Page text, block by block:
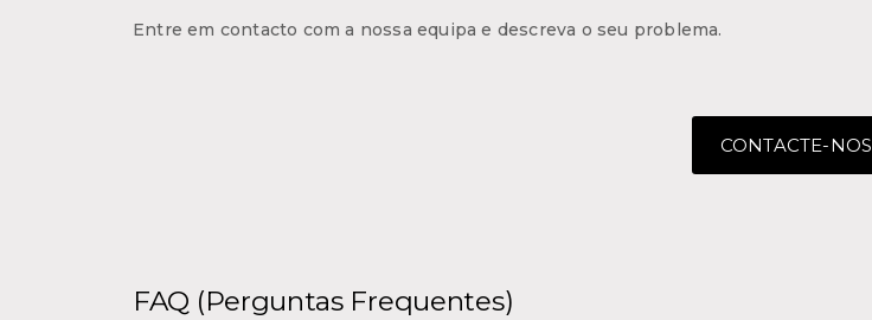
Entre em contacto com a nossa equipa e descreva o seu problema.
CONTACTE-NOS
FAQ (Perguntas Frequentes)